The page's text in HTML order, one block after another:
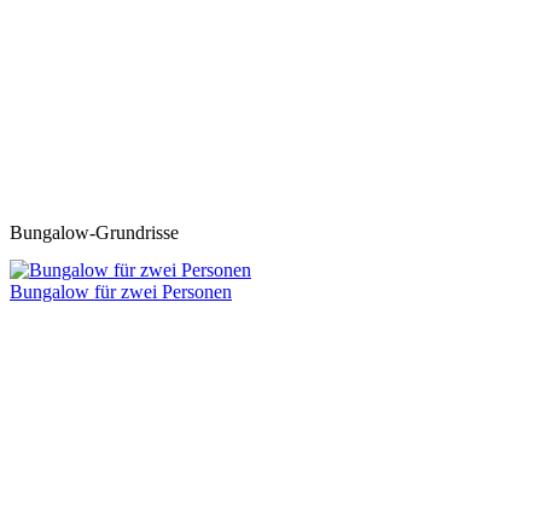
Bungalow-Grundrisse
Bungalow für zwei Personen